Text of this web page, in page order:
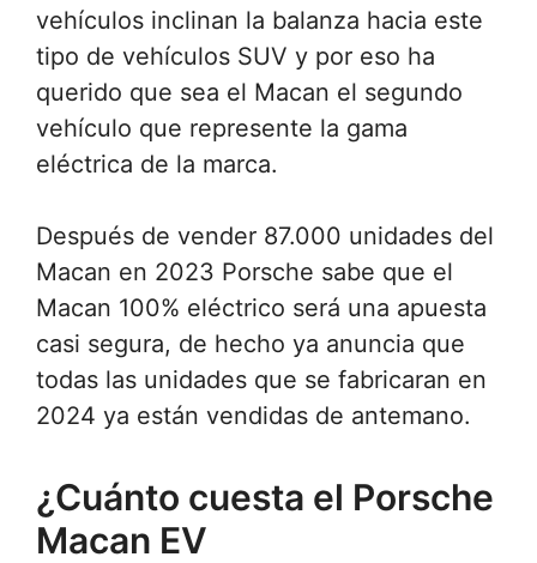
vehículos inclinan la balanza hacia este
tipo de vehículos SUV y por eso ha
querido que sea el Macan el segundo
vehículo que represente la gama
eléctrica de la marca.
Después de vender 87.000 unidades del
Macan en 2023 Porsche sabe que el
Macan 100% eléctrico será una apuesta
casi segura, de hecho ya anuncia que
todas las unidades que se fabricaran en
2024 ya están vendidas de antemano.
¿Cuánto cuesta el Porsche
Macan EV